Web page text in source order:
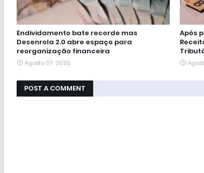
Endividamento bate recorde mas
Desenrola 2.0 abre espaço para
reorganização financeira
Agosto 07, 2026
Após
POST A COMMENT